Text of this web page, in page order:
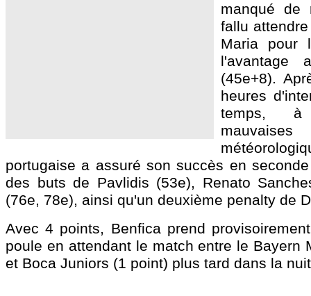
manqué
fallu
Maria pour
l'avantage
(45e+8).
heures
temps,
portugaise a assuré son succès en
des buts de Pavlidis (53e), Renato
(76e, 78e), ainsi qu'un deuxième penalty de
Avec 4 points, Benfica prend
poule en attendant le match entre le Bayern
et Boca Juniors (1 point) plus tard dans la